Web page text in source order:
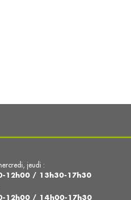
jeudi :
12h00 / 13h30-17h30
12h00 / 14h00-17h30